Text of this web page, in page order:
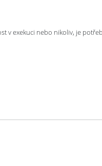
v exekuci nebo nikoliv, je